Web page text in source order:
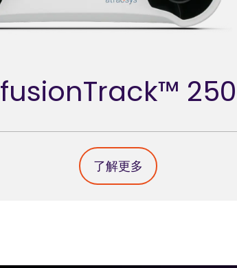
fusionTrack™ 250
了解更多